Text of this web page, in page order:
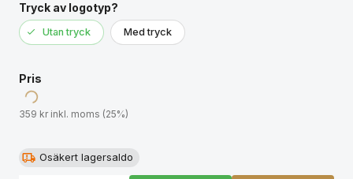
avsnittet om produktdokumentation.
Tryck av logotyp?
Utan tryck Med tryck
Pris
359 kr inkl. moms (25%)
Osäkert lagersaldo